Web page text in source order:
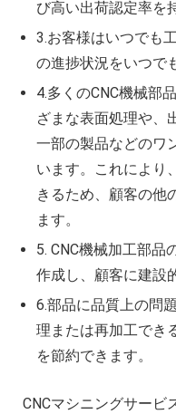
び高い出荷認定率を
3.お客様はいつでも
の進捗状況をいつで
4.多くのCNC機械部
ざまな表面処理や、
一部の製品などのワ
います。これにより
きるため、顧客の他
ます。
5. CNC機械加工部品
作成し、顧客に建設
6.部品に品質上の問
理または再加工でき
を節約できます。
CNCマシニングサービ